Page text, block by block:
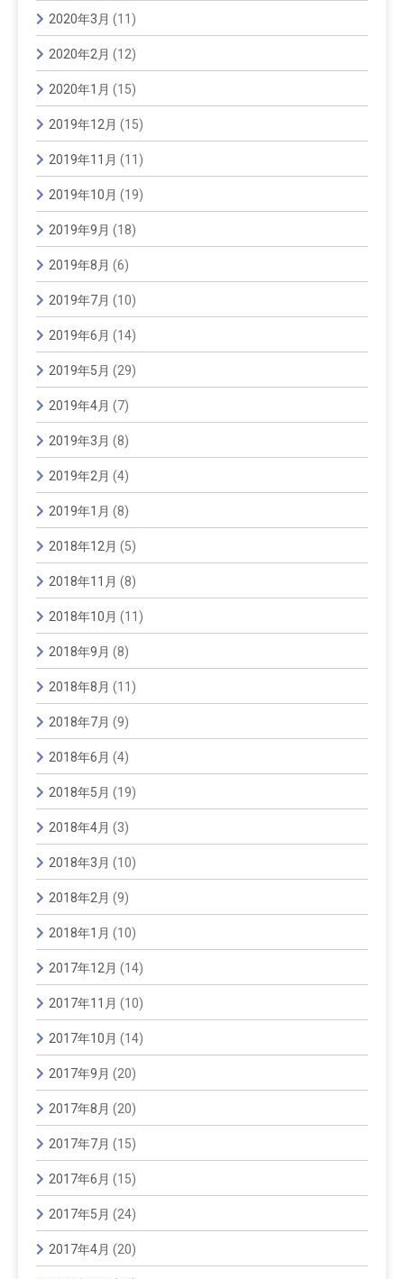
2020年3月 (11)
2020年2月 (12)
2020年1月 (15)
2019年12月 (15)
2019年11月 (11)
2019年10月 (19)
2019年9月 (18)
2019年8月 (6)
2019年7月 (10)
2019年6月 (14)
2019年5月 (29)
2019年4月 (7)
2019年3月 (8)
2019年2月 (4)
2019年1月 (8)
2018年12月 (5)
2018年11月 (8)
2018年10月 (11)
2018年9月 (8)
2018年8月 (11)
2018年7月 (9)
2018年6月 (4)
2018年5月 (19)
2018年4月 (3)
2018年3月 (10)
2018年2月 (9)
2018年1月 (10)
2017年12月 (14)
2017年11月 (10)
2017年10月 (14)
2017年9月 (20)
2017年8月 (20)
2017年7月 (15)
2017年6月 (15)
2017年5月 (24)
2017年4月 (20)